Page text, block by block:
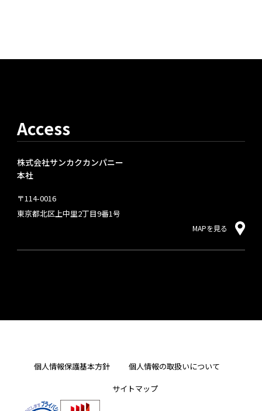
Access
株式会社サンカクカンパニー
本社
〒114-0016
東京都北区上中里2丁目9番1号
MAPを見る
個人情報保護基本方針
個人情報の取扱いについて
サイトマップ